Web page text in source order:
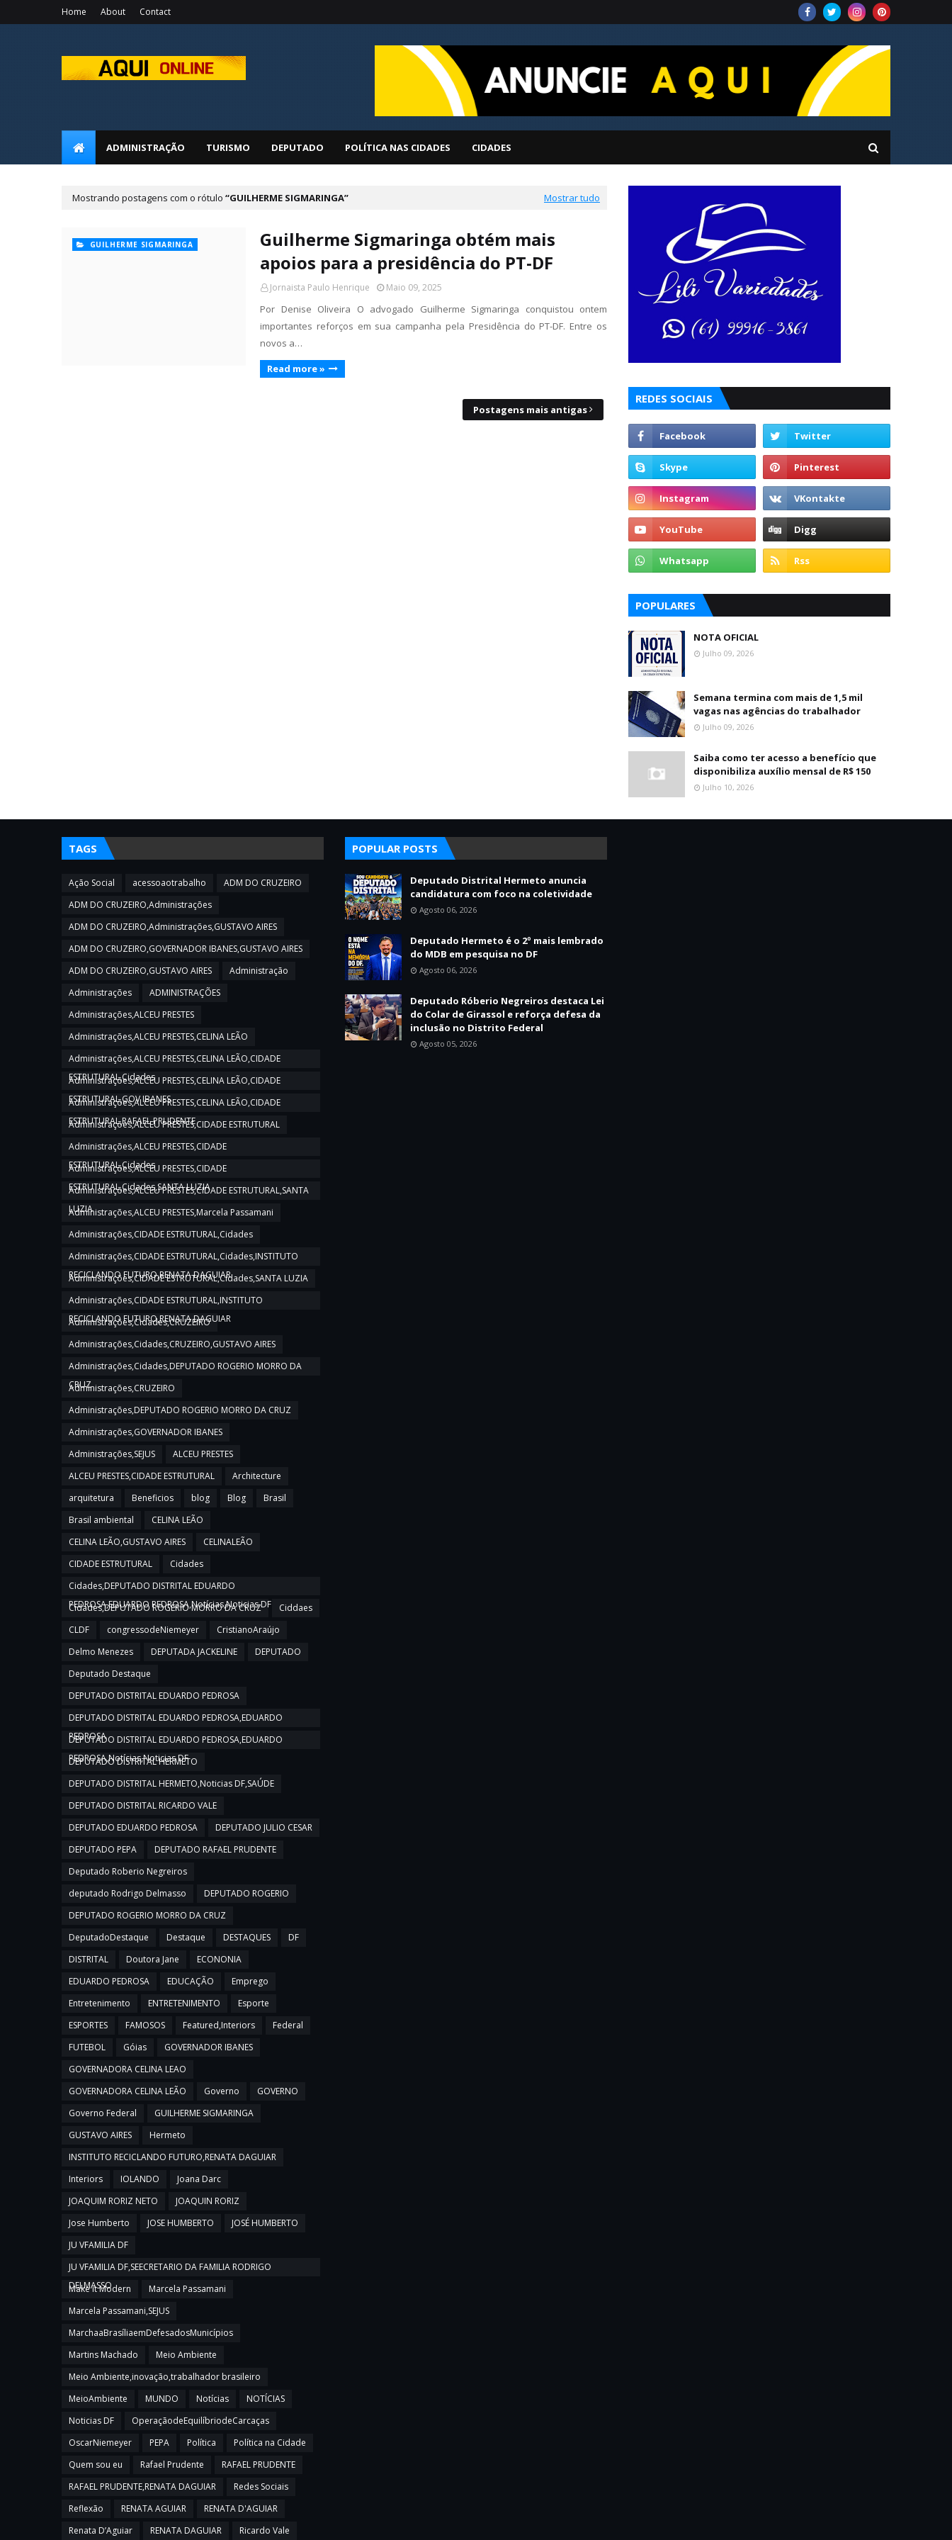
Home About Contact
ADMINISTRAÇÃO TURISMO DEPUTADO POLÍTICA NAS CIDADES CIDADES
Mostrando postagens com o rótulo GUILHERME SIGMARINGA Mostrar tudo
GUILHERME SIGMARINGA
Guilherme Sigmaringa obtém mais
apoios para a presidência do PT-DF
Jornaista Paulo Henrique Maio 09, 2025
Por Denise Oliveira O advogado Guilherme Sigmaringa conquistou ontem
importantes reforços em sua campanha pela Presidência do PT-DF. Entre os
novos a…
Read more »
Postagens mais antigas
REDES SOCIAIS
POPULARES
NOTA OFICIAL
Julho 09, 2026
Semana termina com mais de 1,5 mil
vagas nas agências do trabalhador
Julho 09, 2026
Saiba como ter acesso a benefício que
disponibiliza auxílio mensal de R$ 150
Julho 10, 2026
TAGS
Ação Social acessoaotrabalho
ADM DO CRUZEIRO
ADM DO CRUZEIRO,Administrações
ADM DO CRUZEIRO,Administrações,GUSTAVO AIRES
ADM DO CRUZEIRO,GOVERNADOR IBANES,GUSTAVO AIRES
ADM DO CRUZEIRO,GUSTAVO AIRES
Administração
Administrações
ADMINISTRAÇÕES
Administrações,ALCEU PRESTES
Administrações,ALCEU PRESTES,CELINA LEÃO
Administrações,ALCEU PRESTES,CELINA LEÃO,CIDADE
ESTRUTURAL,Cidades
Administrações,ALCEU PRESTES,CELINA LEÃO,CIDADE
ESTRUTURAL,GOV IBANES
Administrações,ALCEU PRESTES,CELINA LEÃO,CIDADE
ESTRUTURAL,RAFAEL PRUDENTE
Administrações,ALCEU PRESTES,CIDADE ESTRUTURAL
Administrações,ALCEU PRESTES,CIDADE
ESTRUTURAL,Cidades
Administrações,ALCEU PRESTES,CIDADE
ESTRUTURAL,Cidades,SANTA LUZIA
Administrações,ALCEU PRESTES,CIDADE ESTRUTURAL,SANTA
LUZIA
Administrações,ALCEU PRESTES,Marcela Passamani
Administrações,CIDADE ESTRUTURAL,Cidades
Administrações,CIDADE ESTRUTURAL,Cidades,INSTITUTO
RECICLANDO FUTURO,RENATA DAGUIAR
Administrações,CIDADE ESTRUTURAL,Cidades,SANTA LUZIA
Administrações,CIDADE ESTRUTURAL,INSTITUTO
RECICLANDO FUTURO,RENATA DAGUIAR
Administrações,Cidades,CRUZEIRO
Administrações,Cidades,CRUZEIRO,GUSTAVO AIRES
Administrações,Cidades,DEPUTADO ROGERIO MORRO DA
CRUZ
Administrações,CRUZEIRO
Administrações,DEPUTADO ROGERIO MORRO DA CRUZ
Administrações,GOVERNADOR IBANES
Administrações,SEJUS
ALCEU PRESTES
ALCEU PRESTES,CIDADE ESTRUTURAL
Architecture
arquitetura
Beneficios blog Blog
Brasil
Brasil ambiental
CELINA LEÃO
CELINA LEÃO,GUSTAVO AIRES
CELINALEÃO
CIDADE ESTRUTURAL
Cidades
Cidades,DEPUTADO DISTRITAL EDUARDO
PEDROSA,EDUARDO PEDROSA,Notícias,Noticias DF
Cidades,DEPUTADO ROGERIO MORRO DA CRUZ
Ciddaes
CLDF
congressodeNiemeyer
CristianoAraújo
Delmo Menezes
DEPUTADA JACKELINE
DEPUTADO
Deputado Destaque
DEPUTADO DISTRITAL EDUARDO PEDROSA
DEPUTADO DISTRITAL EDUARDO PEDROSA,EDUARDO
PEDROSA
DEPUTADO DISTRITAL EDUARDO PEDROSA,EDUARDO
PEDROSA,Notícias,Noticias DF
DEPUTADO DISTRITAL HERMETO
DEPUTADO DISTRITAL HERMETO,Noticias DF,SAÚDE
DEPUTADO DISTRITAL RICARDO VALE
DEPUTADO EDUARDO PEDROSA
DEPUTADO JULIO CESAR
DEPUTADO PEPA
DEPUTADO RAFAEL PRUDENTE
Deputado Roberio Negreiros
deputado Rodrigo Delmasso
DEPUTADO ROGERIO
DEPUTADO ROGERIO MORRO DA CRUZ
DeputadoDestaque
Destaque DESTAQUES
DF
DISTRITAL
Doutora Jane
ECONONIA
EDUARDO PEDROSA
EDUCAÇÃO
Emprego
Entretenimento
ENTRETENIMENTO
Esporte
ESPORTES
FAMOSOS Featured,Interiors
Federal
FUTEBOL
Góias
GOVERNADOR IBANES
GOVERNADORA CELINA LEAO
GOVERNADORA CELINA LEÃO
Governo
GOVERNO
Governo Federal
GUILHERME SIGMARINGA
GUSTAVO AIRES
Hermeto
INSTITUTO RECICLANDO FUTURO,RENATA DAGUIAR
Interiors
IOLANDO
Joana Darc
JOAQUIM RORIZ NETO
JOAQUIN RORIZ
Jose Humberto
JOSE HUMBERTO
JOSÉ HUMBERTO
JU VFAMILIA DF
JU VFAMILIA DF,SEECRETARIO DA FAMILIA RODRIGO
DELMASSO
Make it Modern
Marcela Passamani
Marcela Passamani,SEJUS
MarchaaBrasíliaemDefesadosMunicípios
Martins Machado
Meio Ambiente
Meio Ambiente,inovação,trabalhador brasileiro
MeioAmbiente
MUNDO Notícias
NOTÍCIAS
Noticias DF
OperaçãodeEquilíbriodeCarcaças
OscarNiemeyer
PEPA Política
Política na Cidade
Quem sou eu
Rafael Prudente
RAFAEL PRUDENTE
RAFAEL PRUDENTE,RENATA DAGUIAR
Redes Sociais
Reflexão
RENATA AGUIAR
RENATA D'AGUIAR
Renata D’Aguiar
RENATA DAGUIAR Ricardo Vale
POPULAR POSTS
Deputado Distrital Hermeto anuncia
candidatura com foco na coletividade
Agosto 06, 2026
Deputado Hermeto é o 2º mais lembrado
do MDB em pesquisa no DF
Agosto 06, 2026
Deputado Róberio Negreiros destaca Lei
do Colar de Girassol e reforça defesa da
inclusão no Distrito Federal
Agosto 05, 2026